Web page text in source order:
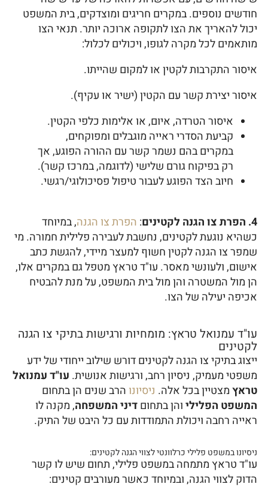
חודשים נוספים. במקרים חריגים ומוצדקים, בית המשפט
יכול להאריך את הצו לתקופה ארוכה יותר. תנאי הצו
מותאמים לכל מקרה לגופו, ויכולים לכלול:
איסור התקרבות לקטין או למקום שהייתו.
איסור יצירת קשר עם הקטין (ישיר או עקיף).
איסור הטרדה, איום, או אלימות כלפי הקטין.
קביעת הסדרי ראייה מוגבלים ומפוקחים,
במקרים בהם נשמר קשר עם ההורה הפוגע, אך
רק בפיקוח גורם שלישי (לדוגמה, במרכז קשר).
חיוב הצד הפוגע לעבור טיפול פסיכולוגי/רגשי.
4. הפרת צו הגנה לקטינים : הפרת צו הגנה, במיוחד
כשהיא נוגעת לקטינים, נחשבת לעבירה פלילית חמורה. מי
שמפר צו הגנה לקטין חשוף למעצר מיידי, להגשת כתב
אישום, ולעונשי מאסר. עו"ד טראץ מטפל גם במקרים אלו,
הן מול המשטרה והן מול בית המשפט, על מנת להבטיח
אכיפה יעילה של הצו.
עו"ד עמנואל טראץ: מומחיות ורגישות בתיקי צו הגנה
לקטינים
ייצוג בתיקי צו הגנה לקטינים דורש שילוב ייחודי של ידע
משפטי מעמיק, ניסיון רחב, ורגישות אנושית. עו"ד עמנואל
טראץמצטיין בכל אלה. ניסיונו הרב שנים הן בתחום
המשפט הפליליוהן בתחוםדיני המשפחה, מקנה לו
ראייה רחבה ויכולת התמודדות עם כל היבט של התיק.
ניסיונו במשפט פלילי כרלוונטי לצווי הגנה לקטינים:
עו"ד טראץ מתמחה במשפט פלילי, תחום שיש לו קשר
הדוק לצווי הגנה, ובמיוחד כאשר מעורבים קטינים: